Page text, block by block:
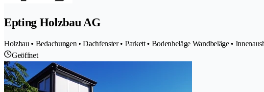
Epting Holzbau AG
Holzbau • Bedachungen • Dachfenster • Parkett • Bodenbeläge Wandbeläge •
Geöffnet